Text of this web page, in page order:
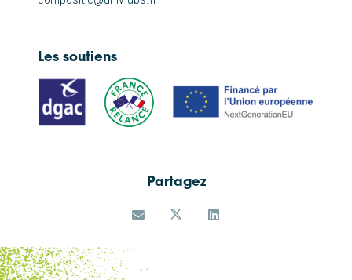
Les soutiens
Partagez